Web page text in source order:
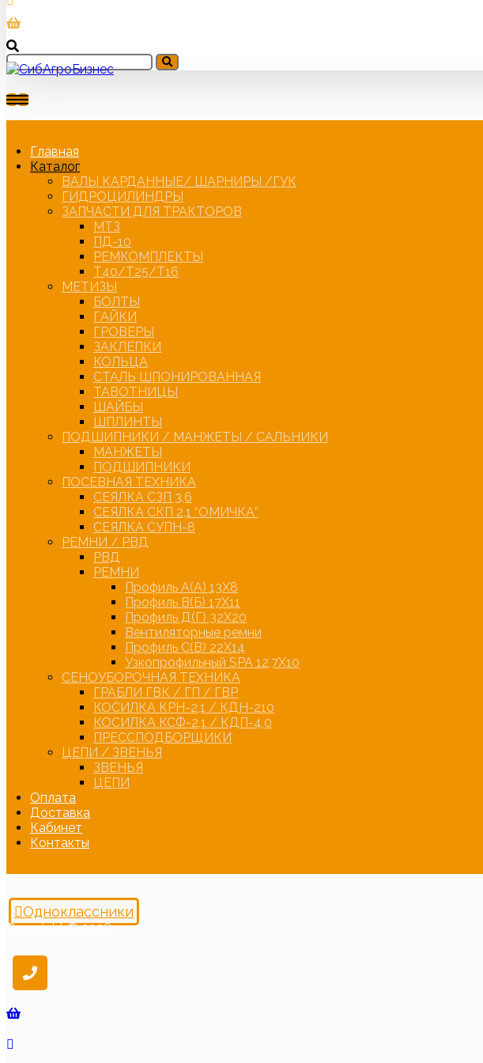
Главная
Каталог
ВАЛЫ КАРДАННЫЕ/ ШАРНИРЫ /ГУК
ГИДРОЦИЛИНДРЫ
ЗАПЧАСТИ ДЛЯ ТРАКТОРОВ
МТЗ
ПД-10
РЕМКОМПЛЕКТЫ
Т40/Т25/Т16
МЕТИЗЫ
БОЛТЫ
ГАЙКИ
ГРОВЕРЫ
ЗАКЛЕПКИ
КОЛЬЦА
СТАЛЬ ШПОНИРОВАННАЯ
ТАВОТНИЦЫ
ШАЙБЫ
ШПЛИНТЫ
ПОДШИПНИКИ / МАНЖЕТЫ / САЛЬНИКИ
МАНЖЕТЫ
ПОДШИПНИКИ
ПОСЕВНАЯ ТЕХНИКА
СЕЯЛКА СЗП 3,6
СЕЯЛКА СКП 2,1 “ОМИЧКА”
СЕЯЛКА СУПН-8
РЕМНИ / РВД
РВД
РЕМНИ
Профиль А(А) 13Х8
Профиль В(Б) 17Х11
Профиль Д(Г) 32Х20
Вентиляторные ремни
Профиль С(В) 22Х14
Узкопрофильный SPA 12,7Х10
СЕНОУБОРОЧНАЯ ТЕХНИКА
ГРАБЛИ ГВК / ГП / ГВР
КОСИЛКА КРН-2,1 / КДН-210
КОСИЛКА КСФ-2,1 / КДП-4,0
ПРЕССПОДБОРЩИКИ
ЦЕПИ / ЗВЕНЬЯ
ЗВЕНЬЯ
ЦЕПИ
Оплата
Доставка
Кабинет
Контакты
Одноклассники
Copyright © 2026